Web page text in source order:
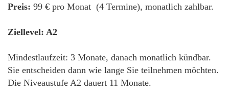
Preis: 99 € pro Monat (4 Termine), monatlich zahlbar.
Ziellevel: A2
Mindestlaufzeit: 3 Monate, danach monatlich kündbar.
Sie entscheiden dann wie lange Sie teilnehmen möchten.
Die Niveaustufe A2 dauert 11 Monate.